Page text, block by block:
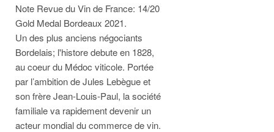
Note Revue du Vin de France: 14/20
Gold Medal Bordeaux 2021.
Un des plus anciens négociants
Bordelais; l'histore debute en 1828,
au coeur du Médoc viticole. Portée
par l’ambition de Jules Lebègue et
son frère Jean-Louis-Paul, la société
familiale va rapidement devenir un
acteur mondial du commerce de vin.